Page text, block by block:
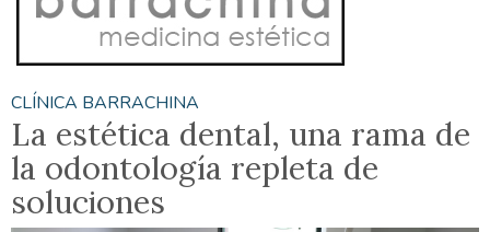
CLÍNICA BARRACHINA
La estética dental, una rama de
la odontología repleta de
soluciones